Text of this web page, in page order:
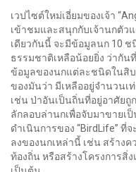
เวปไซต์ใหม่เอี่ยมของเจ้า
เข้าชมและสนุกกับเจ้านกตัว
เดียวกันนี้ จะมีข้อมูลนก 10 ช
ธรรมชาติเหลือน้อยยิ่ง ว่ากัน
ข้อมูลของนกแต่ละชนิดในสิ
ของมันว่า มีเหลืออยู่จำนวนเ
เช่น ป่าอันเป็นถิ่นที่อยู่อาศัย
ลักลอบล่านกเพื่อจับมาขายเ
ดำเนินการของ “BirdLife”
ลงของนกเหล่านี้ เช่น สร้าง
ท้องถิ่น หรือสร้างโครงการสิ่